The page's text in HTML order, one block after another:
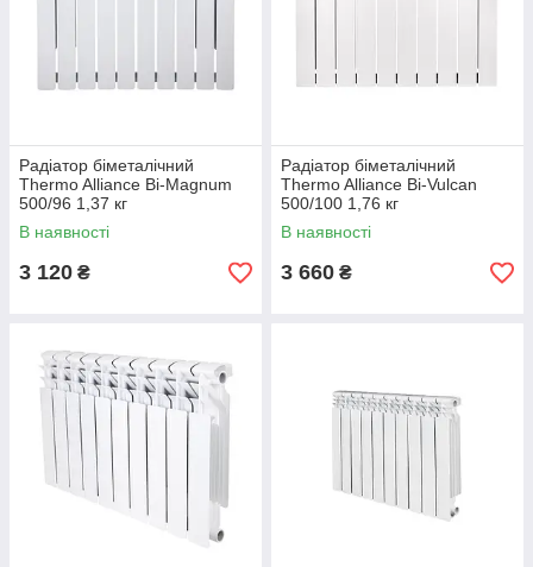
Радіатор біметалічний
Thermo Alliance Bi-Magnum
500/96 1,37 кг
В наявності
3 120 ₴
Радіатор біметалічний
Thermo Alliance Bi-Vulcan
500/100 1,76 кг
В наявності
3 660 ₴